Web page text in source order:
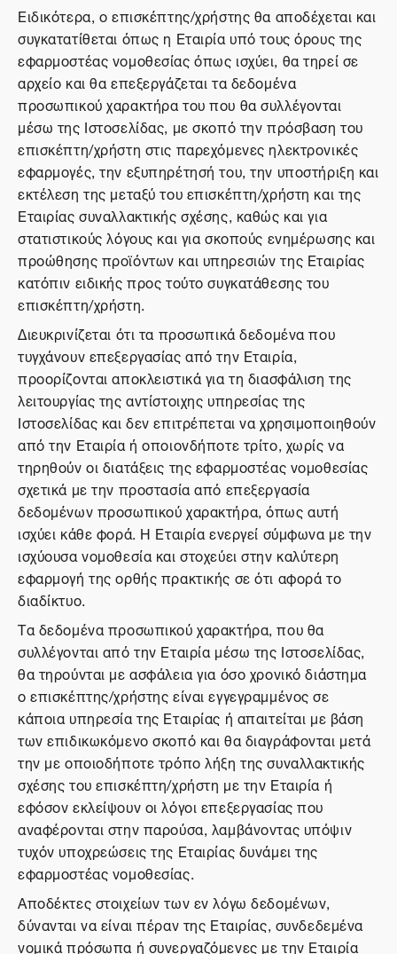
Ειδικότερα, ο επισκέπτης/χρήστης θα αποδέχεται και
συγκατατίθεται όπως η Εταιρία υπό τους όρους της
εφαρμοστέας νομοθεσίας όπως ισχύει, θα τηρεί σε
αρχείο και θα επεξεργάζεται τα δεδομένα
προσωπικού χαρακτήρα του που θα συλλέγονται
μέσω της Ιστοσελίδας, με σκοπό την πρόσβαση του
επισκέπτη/χρήστη στις παρεχόμενες ηλεκτρονικές
εφαρμογές, την εξυπηρέτησή του, την υποστήριξη και
εκτέλεση της μεταξύ του επισκέπτη/χρήστη και της
Εταιρίας συναλλακτικής σχέσης, καθώς και για
στατιστικούς λόγους και για σκοπούς ενημέρωσης και
προώθησης προϊόντων και υπηρεσιών της Εταιρίας
κατόπιν ειδικής προς τούτο συγκατάθεσης του
επισκέπτη/χρήστη.
Διευκρινίζεται ότι τα προσωπικά δεδομένα που
τυγχάνουν επεξεργασίας από την Εταιρία,
προορίζονται αποκλειστικά για τη διασφάλιση της
λειτουργίας της αντίστοιχης υπηρεσίας της
Ιστοσελίδας και δεν επιτρέπεται να χρησιμοποιηθούν
από την Εταιρία ή οποιονδήποτε τρίτο, χωρίς να
τηρηθούν οι διατάξεις της εφαρμοστέας νομοθεσίας
σχετικά με την προστασία από επεξεργασία
δεδομένων προσωπικού χαρακτήρα, όπως αυτή
ισχύει κάθε φορά. Η Εταιρία ενεργεί σύμφωνα με την
ισχύουσα νομοθεσία και στοχεύει στην καλύτερη
εφαρμογή της ορθής πρακτικής σε ότι αφορά το
διαδίκτυο.
Τα δεδομένα προσωπικού χαρακτήρα, που θα
συλλέγονται από την Εταιρία μέσω της Ιστοσελίδας,
θα τηρούνται με ασφάλεια για όσο χρονικό διάστημα
ο επισκέπτης/χρήστης είναι εγγεγραμμένος σε
κάποια υπηρεσία της Εταιρίας ή απαιτείται με βάση
των επιδικωκόμενο σκοπό και θα διαγράφονται μετά
την με οποιοδήποτε τρόπο λήξη της συναλλακτικής
σχέσης του επισκέπτη/χρήστη με την Εταιρία ή
εφόσον εκλείψουν οι λόγοι επεξεργασίας που
αναφέρονται στην παρούσα, λαμβάνοντας υπόψιν
τυχόν υποχρεώσεις της Εταιρίας δυνάμει της
εφαρμοστέας νομοθεσίας.
Αποδέκτες στοιχείων των εν λόγω δεδομένων,
δύνανται να είναι πέραν της Εταιρίας, συνδεδεμένα
νομικά πρόσωπα ή συνεργαζόμενες με την Εταιρία